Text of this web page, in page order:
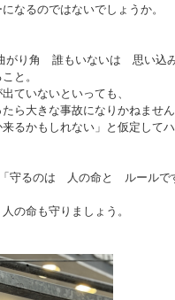
なるのではないでしょうか。
がり角 誰もいないは 思い込
と。
ていないといっても、
ら大きな事故になりかねませ
来るかもしれない」と仮定して
守るのは 人の命と ルールで
の命も守りましょう。